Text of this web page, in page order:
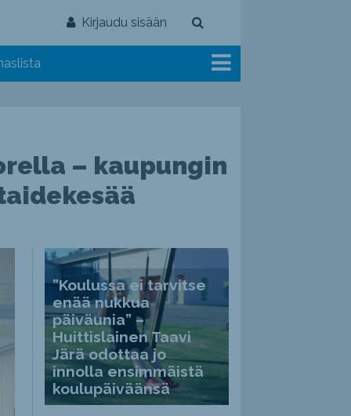
Kirjaudu sisään
– kaupungin
”Koulussa ei tarvitse
enää nukkua
päiväunia” –
Huittislainen Taavi
Järä odottaa jo
innolla ensimmäistä
koulupäiväänsä